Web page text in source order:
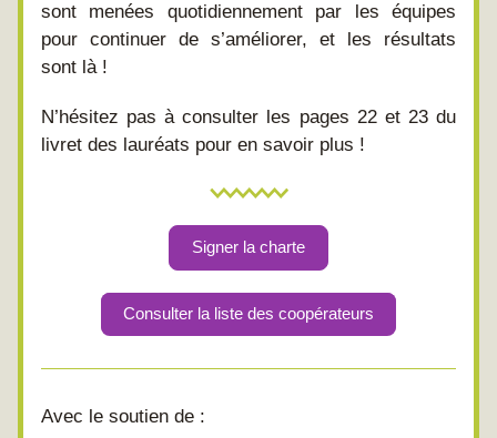
sont menées quotidiennement par les équipes
pour continuer de s’améliorer, et les résultats
sont là !
N’hésitez pas à consulter les pages 22 et 23 du
livret des lauréats pour en savoir plus !
Signer la charte
Consulter la liste des coopérateurs
Avec le soutien de :